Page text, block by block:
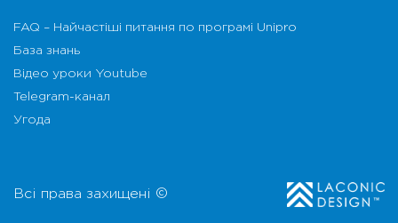
FAQ – Найчастіші питання по програмі Unipro
База знань
Відео уроки Youtube
Telegram-канал
Угода
Всі права захищені ©